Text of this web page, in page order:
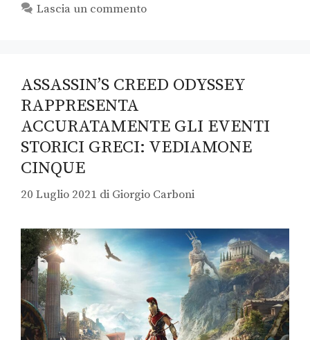
Lascia un commento
ASSASSIN’S CREED ODYSSEY
RAPPRESENTA
ACCURATAMENTE GLI EVENTI
STORICI GRECI: VEDIAMONE
CINQUE
20 Luglio 2021 di Giorgio Carboni